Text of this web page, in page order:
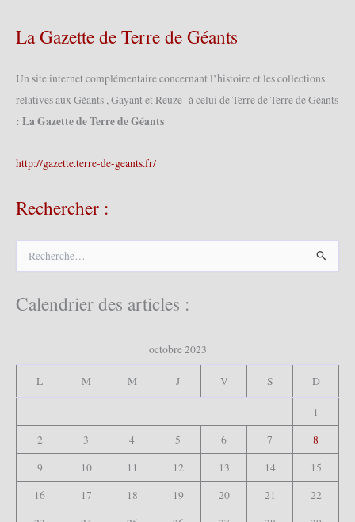
La Gazette de Terre de Géants
Un site internet complémentaire concernant l’histoire et les collections
relatives aux Géants , Gayant et Reuze à celui de Terre de Terre de Géants
: La Gazette de Terre de Géants
http://gazette.terre-de-geants.fr/
Rechercher :
e
Calendrier des articles :
octobre 2023
L M M J V S D
1
2
3 4 5 6 7
8
9
10 11 12 13 14
15
16
17 18 19 20 21
22